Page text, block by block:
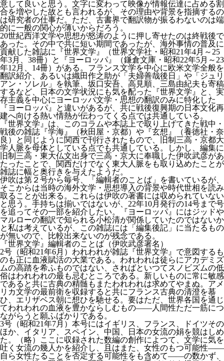
意して良いと思う。文字に変わって映像が情報伝達に占める割
合を増やした故とも言われるが、その理由や背景を指摘するの
は研究者の仕事だ。ただ、古書界で翻訳物が振るわないのは端
的に一般の関心が薄いからだろう。
20世紀西洋文学や思想が怒涛のように押し寄せたのは終戦後で
あった。その中で共に短い期間であったが、海外事情の普及に
貢献した雑誌に『世界文学』（世界文学社・昭和21年4月～25
年3月、38冊）と『ヨーロッパ』（鎌倉文庫・昭和22年5月～23
年12月、14冊）がある。フランス文学を中心に欧米文学全般を
翻訳紹介、あるいは織田作之助が「夫婦善哉後日」や「ジュリ
アン・ソレル」を執筆、坂口安吾、高見順、三島由紀夫も寄稿
するなど、日本の文学状況にも気を配った『世界文学』と、実
存主義を中心にヨーロッパ文学・思想の翻訳のみに特化した
『ヨーロッパ』と違いがあるが、共に戦後復興期の日本文化再
建へ向ける熱い情熱が伝わってくる点では共通している。
『世界文学』は、このコラムや本誌上で取り上げてきた戦中・
戦後の雑誌『学海』（秋田屋・京都）や『玄想』（養徳社・奈
良）と同じように関西で刊行されたもので、旧制三高・京都大
学人脈を母体としている点でも共通している。しかし、編集に
旧制三高・東大仏文出身で三高・京大に奉職した伊吹武彦があ
たったことで、関西だけでなく東大人脈をも取り込めたことが
雑誌に幅と奥行きを与えたようだ。
伊吹は第２号から毎号、「編輯者のことば」を書いているが、
そこからは当時の海外文学・思想導入の背景や時代世相を読み
取ることが出来る。これらは伊吹の著書には収められていない
と思う。手持ちは揃いではないが、22年10月発行の14号まで号
を追ってその一部を紹介したい。『ヨーロッパ』にはジッドや
マルローの翻訳で知られる小松清が関係していたのではないか
と私は考えているが、この雑誌には「編集後記」に当たるもの
が無いので、比較出来ないのが残念である。
『世界文学』編輯者のことば（伊吹武彦署名）
2号（昭和21年6月）われわれが雑誌『世界文学』で意図するも
のも正に血液賦活の大業である。われわれは徒らにアカデミズ
ムの高踏を希ふものではない、さればといつてスノビズムの低
俗はわれわれの最も忌むところである。新しいものに常に敏感
であると共に古典の精髄もまたわれわれは求めてやまぬ。アメ
リカ文学の最前衛を収録すると共にフランス古典の清澄を慕
ひ、エリザベス朝に想ひを馳せる。要はただ、世界各国を通じ
てわれわれの血液を豊かならしむもの――人間性ただ一筋につ
ながらうと願ふばかりである。
3号（昭和21年7月）本号にはイギリス、フランス、ドイツその
ほか、イタリア、スペイン、中国、日本の女流の娟を競はしめ
た。（略）ここに収録された数編の創作によつて、文学に気を
吐く女流の幾人かを紹介し、且はまた、女性のもつ可能性――
自ら女性たることを否定する可能性をも含めて――の数かず、